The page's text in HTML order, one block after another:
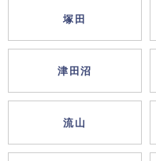
塚田
津田沼
流山